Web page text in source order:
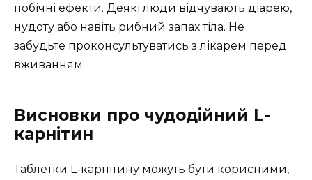
побічні ефекти. Деякі люди відчувають діарею,
нудоту або навіть рибний запах тіла. Не
забудьте проконсультуватись з лікарем перед
вживанням.
Висновки про чудодійний L-
карнітин
Таблетки L-карнітину можуть бути корисними,